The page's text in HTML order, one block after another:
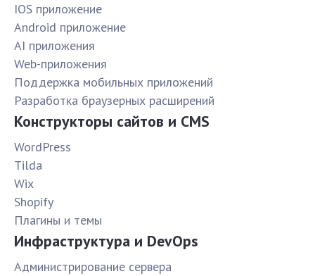
IOS приложение
Android приложение
AI приложения
Web-приложения
Поддержка мобильных приложений
Разработка браузерных расширений
Конструкторы сайтов и CMS
WordPress
Tilda
Wix
Shopify
Плагины и темы
Инфраструктура и DevOps
Администрирование сервера